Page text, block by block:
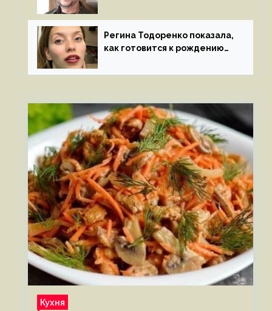
к молодой особе
Регина Тодоренко показала,
как готовится к рождению
Кухня